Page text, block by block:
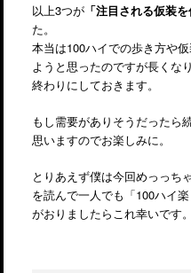
以上3つが「注目される仮装を
た。
本当は100ハイでの歩き方や
ようと思ったのですが長くな
終わりにしておきます。
もし需要がありそうだったら
思いますのでお楽しみに。
とりあえず僕は今回めっっち
を読んで一人でも「100ハイ
がおりましたらこれ幸いです。